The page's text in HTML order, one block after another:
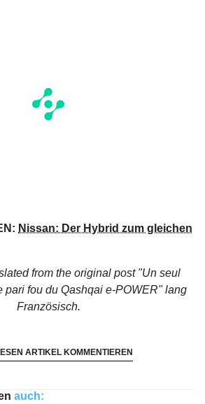
Nissan: Der Hybrid zum gleichen
from the original post "Un seul
pari fou du Qashqai e-POWER"lang
Französisch.
ARTIKEL KOMMENTIEREN
auch: